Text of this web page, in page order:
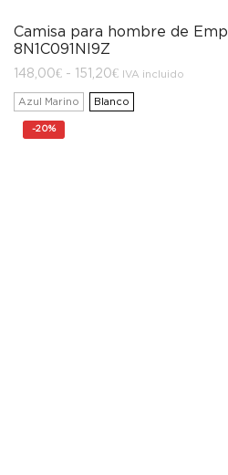
Camisa para hombre de
8N1C091NI9Z
148,00€ - 151,20€Rango
precios:
desde
IVA incluido
Azul Marino Blanco
-20%